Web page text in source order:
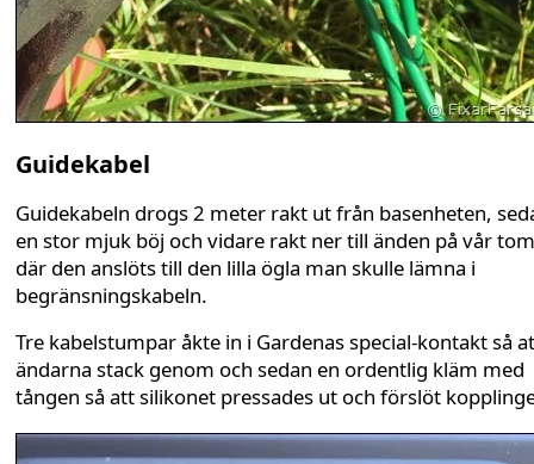
Guidekabel
Guidekabeln drogs 2 meter rakt ut från basenheten,
en stor mjuk böj och vidare rakt ner till änden på vår
där den anslöts till den lilla ögla man skulle lämna i
begränsningskabeln.
Tre kabelstumpar åkte in i Gardenas special-kontakt så
ändarna stack genom och sedan en ordentlig kläm med
tången så att silikonet pressades ut och förslöt